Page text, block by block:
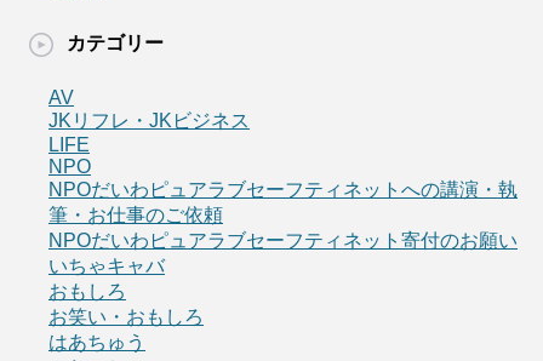
カテゴリー
AV
JKリフレ・JKビジネス
LIFE
NPO
NPOだいわピュアラブセーフティネットへの講演・執
筆・お仕事のご依頼
NPOだいわピュアラブセーフティネット寄付のお願い
いちゃキャバ
おもしろ
お笑い・おもしろ
はあちゅう